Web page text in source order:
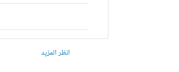
انظر المزيد